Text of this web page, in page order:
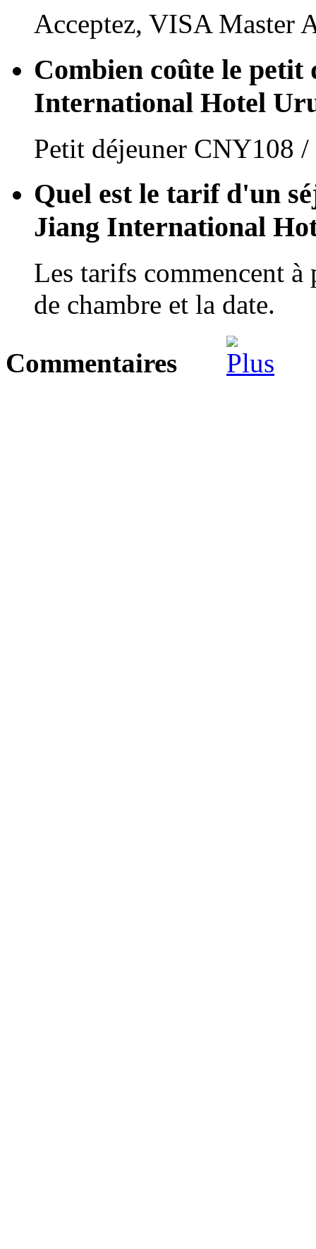
Acceptez, VISA Master
Combien coûte le
International Hotel
Petit déjeuner CNY108 /
Quel est le tarif d'un
Jiang International
Les tarifs commencent
de chambre et la date.
Commentaires